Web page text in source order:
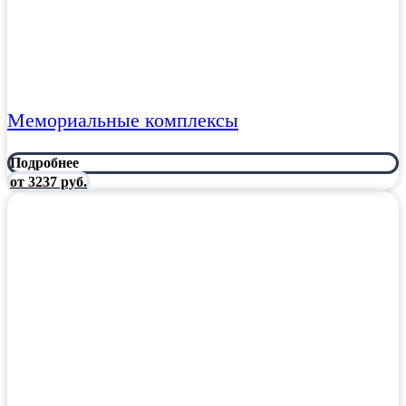
Мемориальные комплексы
Подробнее
от 3237 руб.